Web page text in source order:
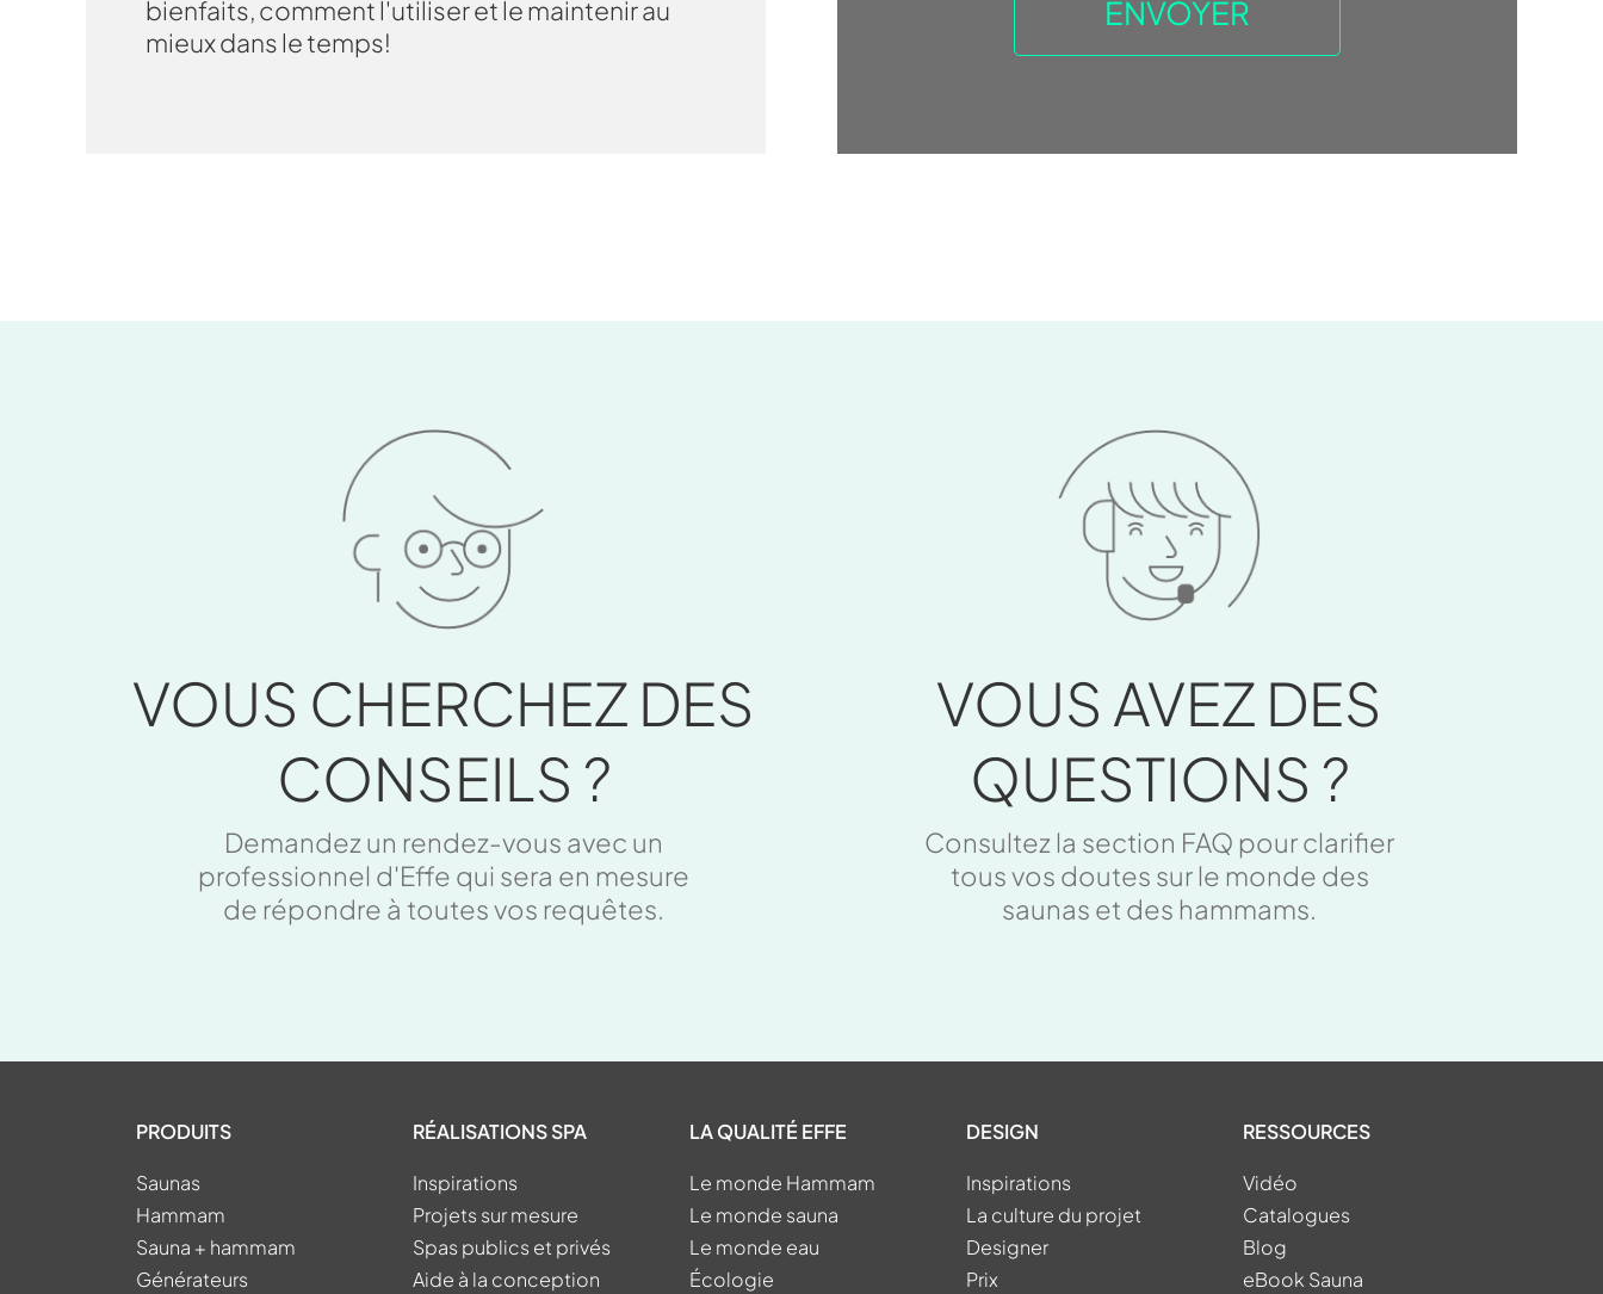
bienfaits, comment l'utiliser et le maintenir au
mieux dans le temps!
VOUS CHERCHEZ DES
CONSEILS ?
Demandez un rendez-vous avec un
professionnel d'Effe qui sera en mesure
de répondre à toutes vos requêtes.
VOUS AVEZ DES
QUESTIONS ?
Consultez la section FAQ pour clarifier
tous vos doutes sur le monde des
saunas et des hammams.
PRODUITS
Saunas
Hammam
Sauna + hammam
Générateurs
RÉALISATIONS SPA
Inspirations
Projets sur mesure
Spas publics et privés
Aide à la conception
LA QUALITÉ EFFE
Le monde Hammam
Le monde sauna
Le monde eau
Écologie
DESIGN
Inspirations
La culture du projet
Designer
Prix
RESSOURCES
Vidéo
Catalogues
Blog
eBook Sauna